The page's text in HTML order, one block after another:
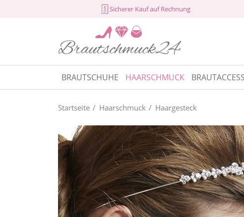
Sicherer Kauf auf Rechnung
BRAUTSCHUHE HAARSCHMUCK
Startseite Haarschmuck Haargesteck